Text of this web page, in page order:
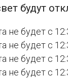
будут
не будет с
не будет с
не будет с
не будет с